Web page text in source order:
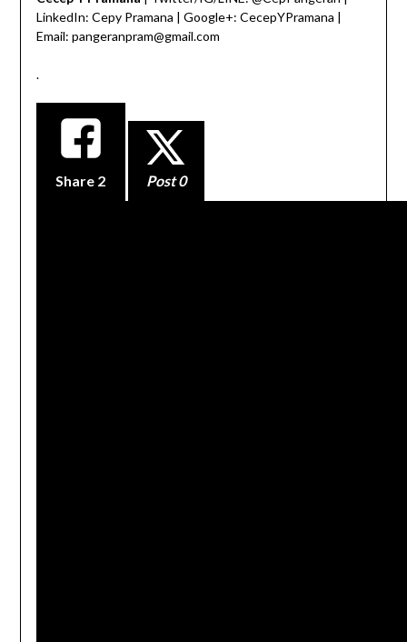
LinkedIn: Cepy Pramana | Google+: CecepYPramana |
Email: pangeranpram@gmail.com
.
Share 2 Post 0